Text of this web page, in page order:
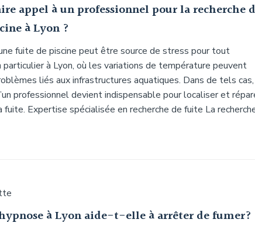
appel à un professionnel pour la recherche
à Lyon ?
fuite de piscine peut être source de stress pour tout
particulier à Lyon, où les variations de température peuvent
liés aux infrastructures aquatiques. Dans de tels cas,
professionnel devient indispensable pour localiser et
Expertise spécialisée en recherche de fuite La
à Lyon aide-t-elle à arrêter de fumer?